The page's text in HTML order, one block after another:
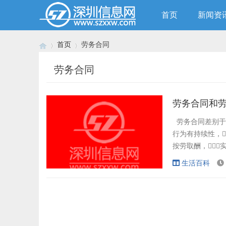
首页 新闻资
首页 劳务合同
劳务合同
劳务合同和
劳务合同差别
行为有持续性，
按劳取酬，
是等价的，
生活百科